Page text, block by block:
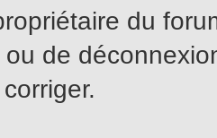
du
de